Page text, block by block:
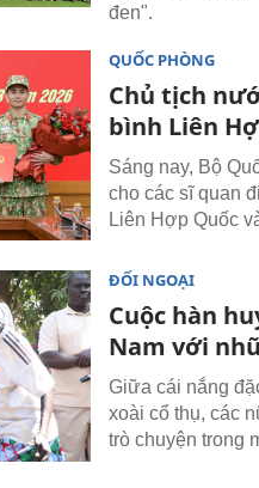
đen".
QUỐC PHÒNG
Chủ tịch
bình Liên
Sáng nay, Bộ
cho các sĩ quan
Liên Hợp Quốc
ĐỐI NGOẠI
Cuộc hàn
Nam với
Giữa cái nắng
xoài cổ thụ, các
trò chuyện trong